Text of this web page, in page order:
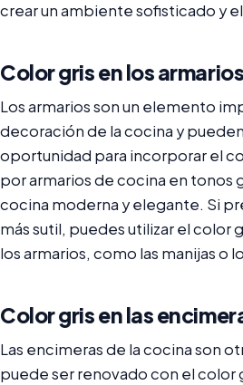
crear un ambiente sofisticado y
Color gris en los armarios
Los armarios son un elemento
decoración de la cocina y
oportunidad para incorporar el
por armarios de cocina en tonos
cocina moderna y elegante. Si
más sutil, puedes utilizar el color
los armarios, como las manijas o
Color gris en las
Las encimeras de la cocina son
puede ser renovado con el color